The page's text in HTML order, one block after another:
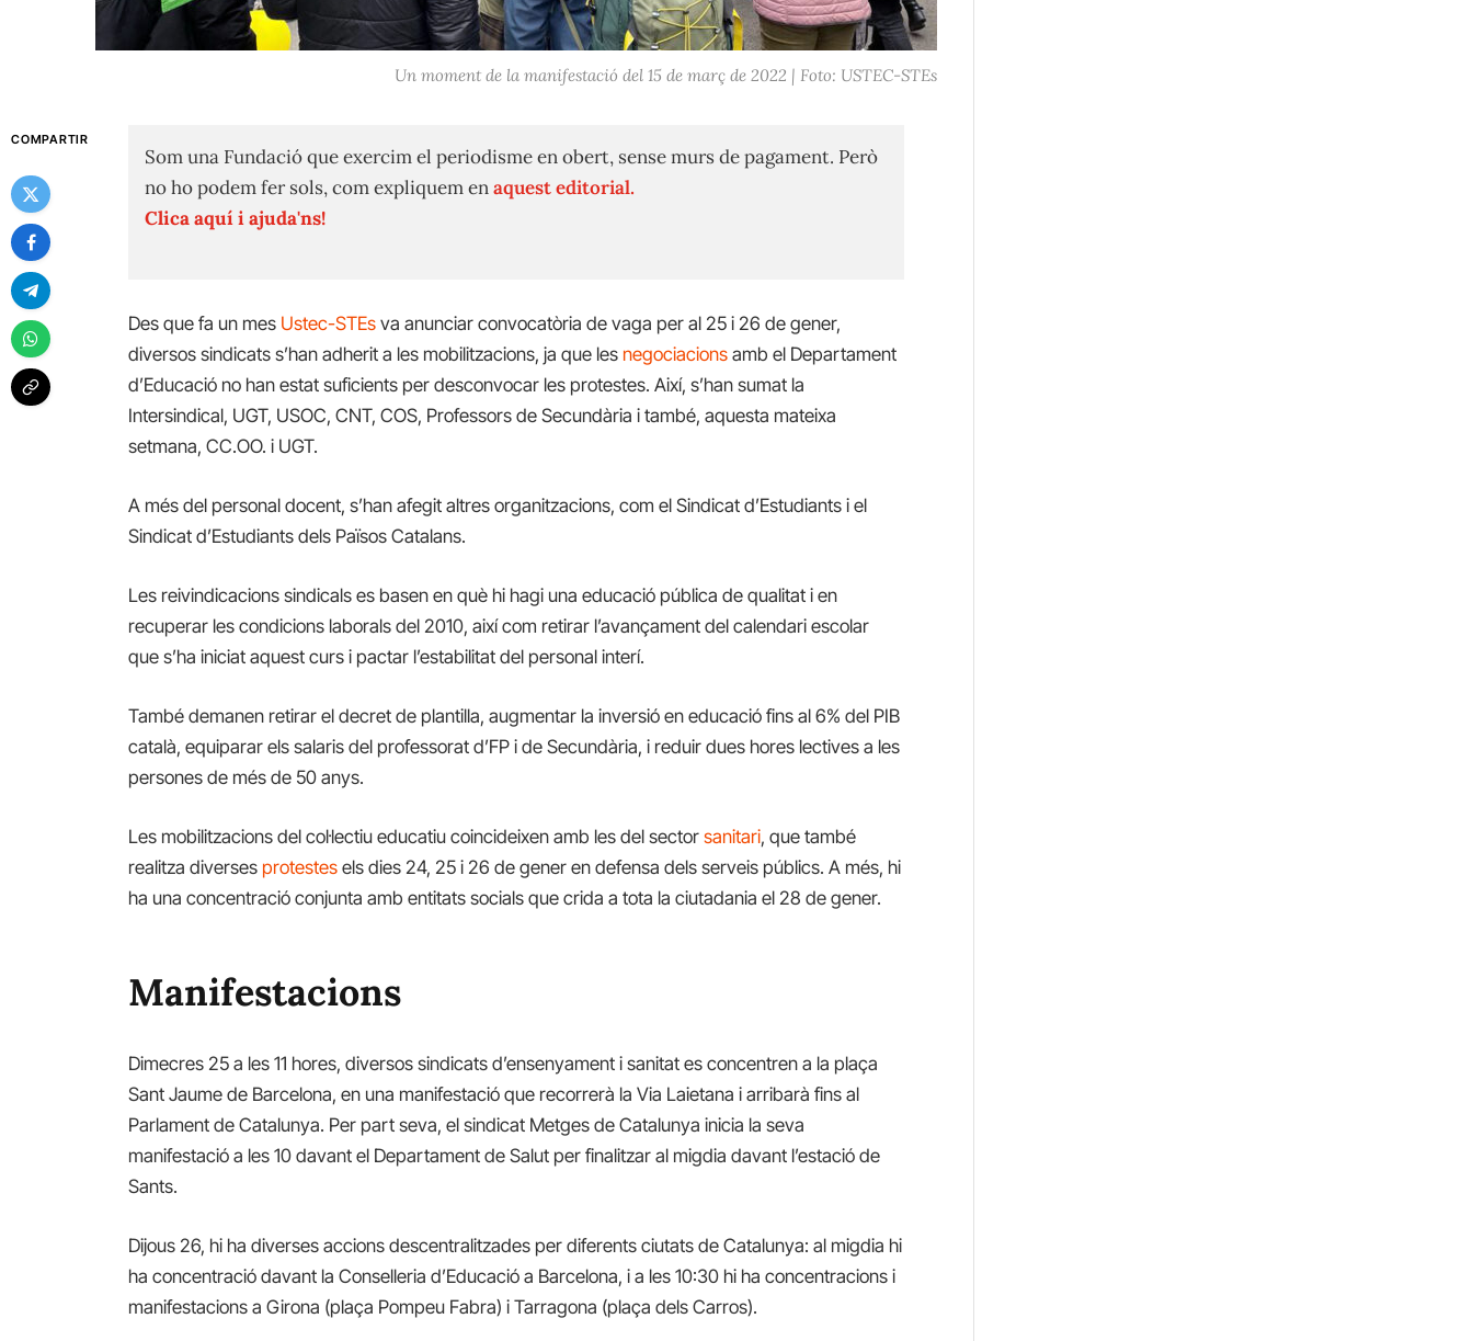
Un moment de la manifestació del 15 de març de 2022 | Foto: USTEC-STEs
COMPARTIR
Som una Fundació que exercim el periodisme en obert, sense murs de pagament. Però
no ho podem fer sols, com expliquem enaquest editorial.
Clica aquí i ajuda'ns!
Des que fa un mes Ustec-STEs va anunciar convocatòria de vaga per al 25 i 26 de gener,
diversos sindicats s’han adherit a les mobilitzacions, ja que lesnegociacions amb el Departament
d’Educació no han estat suficients per desconvocar les protestes. Així, s’han sumat la
Intersindical, UGT, USOC, CNT, COS, Professors de Secundària i també, aquesta mateixa
setmana, CC.OO. i UGT.
A més del personal docent, s’han afegit altres organitzacions, com el Sindicat d’Estudiants i el
Sindicat d’Estudiants dels Països Catalans.
Les reivindicacions sindicals es basen en què hi hagi una educació pública de qualitat i en
recuperar les condicions laborals del 2010, així com retirar l’avançament del calendari escolar
que s’ha iniciat aquest curs i pactar l’estabilitat del personal interí.
També demanen retirar el decret de plantilla, augmentar la inversió en educació fins al 6% del PIB
català, equiparar els salaris del professorat d’FP i de Secundària, i reduir dues hores lectives a les
persones de més de 50 anys.
Les mobilitzacions del col·lectiu educatiu coincideixen amb les del sectorsanitari, que també
realitza diversesprotestes els dies 24, 25 i 26 de gener en defensa dels serveis públics. A més, hi
ha una concentració conjunta amb entitats socials que crida a tota la ciutadania el 28 de gener.
Manifestacions
Dimecres 25 a les 11 hores, diversos sindicats d’ensenyament i sanitat es concentren a la plaça
Sant Jaume de Barcelona, en una manifestació que recorrerà la Via Laietana i arribarà fins al
Parlament de Catalunya. Per part seva, el sindicat Metges de Catalunya inicia la seva
manifestació a les 10 davant el Departament de Salut per finalitzar al migdia davant l’estació de
Sants.
Dijous 26, hi ha diverses accions descentralitzades per diferents ciutats de Catalunya: al migdia hi
ha concentració davant la Conselleria d’Educació a Barcelona, i a les 10:30 hi ha concentracions i
manifestacions a Girona (plaça Pompeu Fabra) i Tarragona (plaça dels Carros).